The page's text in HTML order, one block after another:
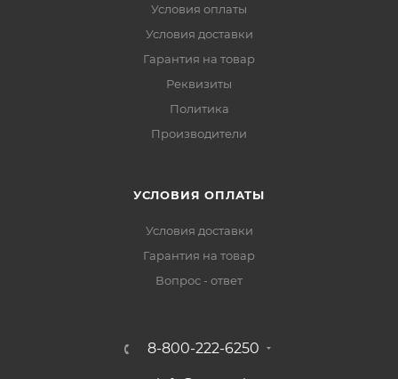
Условия оплаты
Условия доставки
Гарантия на товар
Реквизиты
Политика
Производители
УСЛОВИЯ ОПЛАТЫ
Условия доставки
Гарантия на товар
Вопрос - ответ
8-800-222-6250